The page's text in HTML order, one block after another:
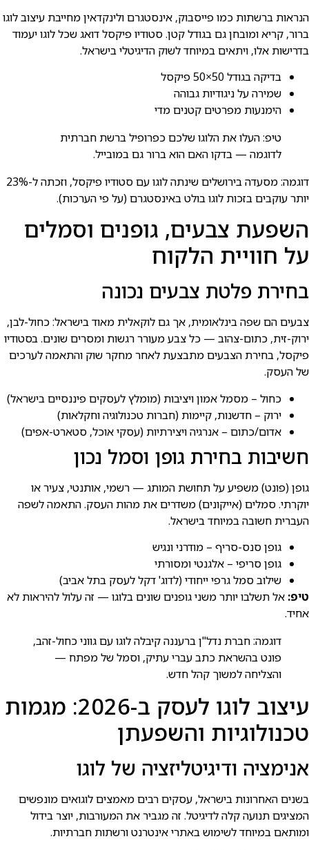
הנראות ברשתות כמו פייסבוק, אינסטגרם ולינקדאין מחייבת עיצוב לוגו
ברור, קריא ומובחן גם בגודל קטן. סטודיו פיקסל דואג שכל לוגו יעמוד
בדרישות אלו, ויתאים במיוחד לשוק הדיגיטלי בישראל.
בדיקה בגודל 50×50 פיקסל
שמירה על ניגודיות גבוהה
הימנעות מפרטים קטנים מדי
טיפ: העלו את הלוגו שלכם כפרופיל ברשת חברתית
לדוגמה — בדקו האם הוא ברור גם במובייל.
דוגמה: מסעדה בירושלים שינתה לוגו עם סטודיו פיקסל, וזכתה ל-23%
יותר עוקבים בזכות לוגו בולט באינסטגרם (על פי הערכות).
השפעת צבעים, גופנים וסמלים
על חוויית הלקוח
בחירת פלטת צבעים נכונה
צבעים הם שפה בינלאומית, אך גם לוקאלית מאוד בישראל: כחול-לבן,
ירוק-זית, כתום-צהוב — כל צבע מעורר רגשות ומסרים שונים. בסטודיו
פיקסל, בחירת הצבעים מתבצעת לאחר מחקר שוק והתאמה לערכים
של העסק.
כחול – מסמל אמון ויציבות (מומלץ לעסקים פיננסיים בישראל)
ירוק – חדשנות, קיימות (חברות טכנולוגיה וחקלאות)
אדום/כתום – אנרגיה ויצירתיות (עסקי אוכל, סטארט-אפים)
חשיבות בחירת גופן וסמל נכון
גופן (פונט) משפיע על תחושת המותג — רשמי, אותנטי, צעיר או
יוקרתי. סמלים (אייקונים) משדרים את מהות העסק. התאמה לשפה
העברית חשובה במיוחד בישראל.
גופן סנס-סריף – מודרני ונגיש
גופן סריפי – אלגנטי ומסורתי
שילוב סמל גרפי ייחודי (לדוג' דקל לעסק בתל אביב)
טיפ: אל תשלבו יותר משני גופנים שונים בלוגו — זה עלול להיראות לא
אחיד.
דוגמה: חברת נדל"ן ברעננה קיבלה לוגו עם גווני כחול-זהב,
פונט בהשראת כתב עברי עתיק, וסמל של מפתח —
והצליחה למשוך קהל חדש.
עיצוב לוגו לעסק ב-2026: מגמות
טכנולוגיות והשפעתן
אנימציה ודיגיטליזציה של לוגו
בשנים האחרונות בישראל, עסקים רבים מאמצים לוגואים מונפשים
המציגים תנועה קלה לדיגיטל. זה מגביר את המעורבות, יוצר בידול
ומותאם במיוחד לשימוש באתרי אינטרנט ורשתות חברתיות.